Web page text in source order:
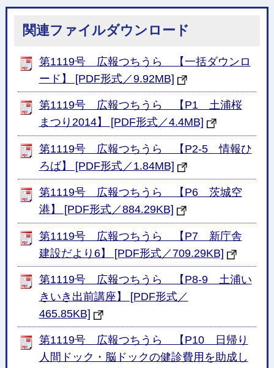
関連ファイルダウンロード
第1119号 広報つちうら 【一括ダウンロ
ード】 [PDF形式／9.92MB]
第1119号 広報つちうら 【P1 土浦桜
まつり2014】 [PDF形式／4.4MB]
第1119号 広報つちうら 【P2-5 情報ひ
ろば】 [PDF形式／1.84MB]
第1119号 広報つちうら 【P6 茨城空
港】 [PDF形式／884.29KB]
第1119号 広報つちうら 【P7 新庁舎
建設だより6】 [PDF形式／709.29KB]
第1119号 広報つちうら 【P8-9 土浦い
きいき出前講座】 [PDF形式／
465.85KB]
第1119号 広報つちうら 【P10 日帰り
人間ドック・脳ドックの健診費用を助成し